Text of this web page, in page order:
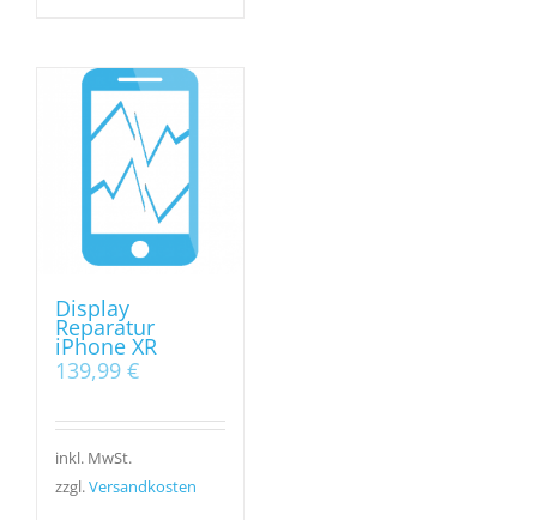
Display
Reparatur
iPhone XR
139,99 €
inkl. MwSt.
zzgl.Versandkosten